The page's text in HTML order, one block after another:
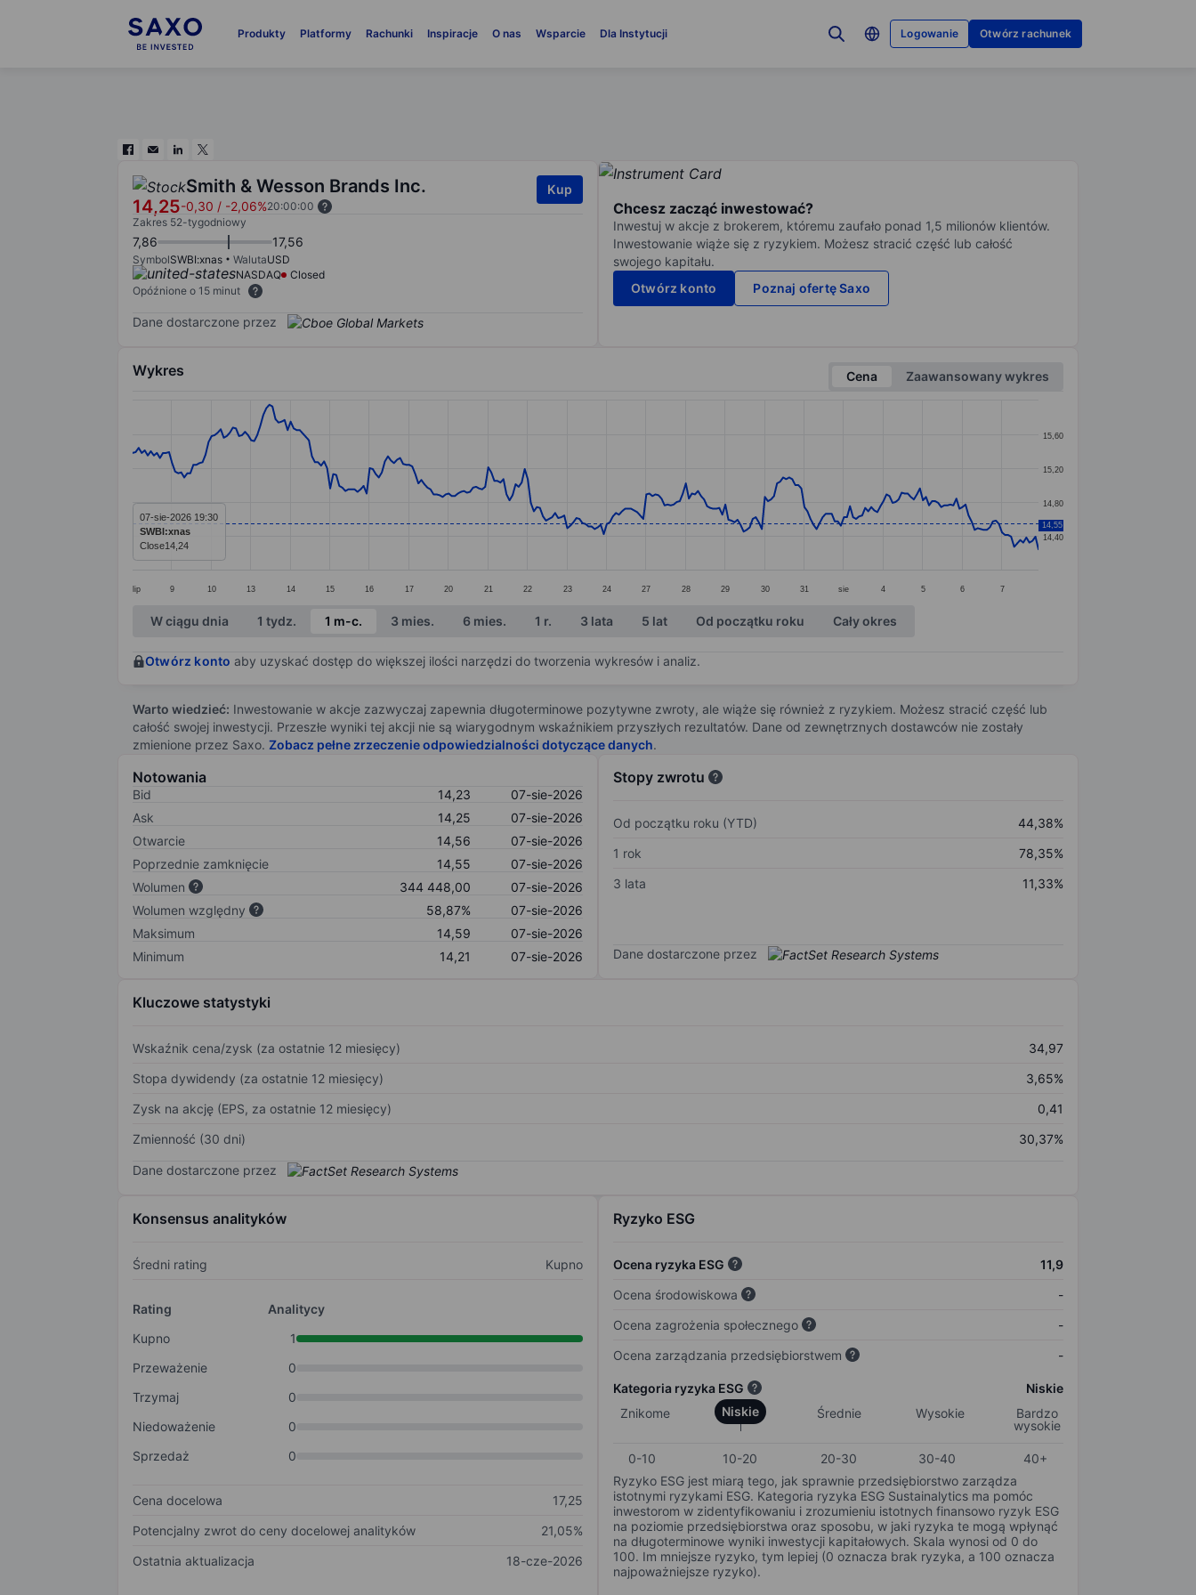
Produkty Platformy Rachunki Inspiracje O nas Wsparcie Dla Instytucji Logowanie Otwórz rachunek
Smith & Wesson Brands Inc.
14,25-0,30 / -2,06%20:00:00
Kup
Zakres 52-tygodniowy
7,86 17,56
SymbolSWBI:xnas WalutaUSD
NASDAQ
Closed
Opóźnione o 15 minut
Dane dostarczone przez
Chcesz zacząć inwestować?
Inwestuj w akcje z brokerem, któremu zaufało ponad 1,5 milionów klientów.
Inwestowanie wiąże się z ryzykiem. Możesz stracić część lub całość
swojego kapitału.
Otwórz konto
Poznaj ofertę Saxo
Wykres Cena
Zaawansowany wykres
Line chart with 299 data points.
The chart has 1 X axis displaying categories.
The chart has 1 Y axis displaying values. Data ranges from 14.24 to 15.95.
lip 9 10 13 14 15 16 17 20 21 22 23 24 27 28 29 30 31 sie 4 5 6 7
14,40
14,80
15,20
15,60
14,55
07-sie-2026 19:30
SWBI:xnas
Close14,24
End of interactive chart.
W ciągu dnia 1 tydz. 1 m-c. 3 mies. 6 mies. 1 r. 3 lata 5 lat Od początku roku Cały okres
Otwórz konto aby uzyskać dostęp do większej ilości narzędzi do tworzenia wykresów i analiz.
Warto wiedzieć: Inwestowanie w akcje zazwyczaj zapewnia długoterminowe pozytywne zwroty, ale wiąże się również z ryzykiem. Możesz stracić część lub
całość swojej inwestycji. Przeszłe wyniki tej akcji nie są wiarygodnym wskaźnikiem przyszłych rezultatów. Dane od zewnętrznych dostawców nie zostały
zmienione przez Saxo. Zobacz pełne zrzeczenie odpowiedzialności dotyczące danych.
Notowania
Bid 14,23
07-sie-2026
Ask
14,25
07-sie-2026
Otwarcie
14,56
07-sie-2026
Poprzednie zamknięcie
14,55
07-sie-2026
Wolumen
344 448,00
07-sie-2026
Wolumen względny
58,87%
07-sie-2026
Maksimum
14,59
07-sie-2026
Minimum
14,21 07-sie-2026
Stopy zwrotu
Od początku roku (YTD)
44,38%
1 rok
78,35%
3 lata
11,33%
Dane dostarczone przez
Kluczowe statystyki
Wskaźnik cena/zysk (za ostatnie 12 miesięcy)
34,97
Stopa dywidendy (za ostatnie 12 miesięcy)
3,65%
Zysk na akcję (EPS, za ostatnie 12 miesięcy)
0,41
Zmienność (30 dni)
30,37%
Dane dostarczone przez
Konsensus analityków
Średni rating Kupno
Rating
Analitycy
Kupno
1
Przeważenie
0
Trzymaj
0
Niedoważenie
0
Sprzedaż
0
Cena docelowa
17,25
Potencjalny zwrot do ceny docelowej analityków
21,05%
Ostatnia aktualizacja
18-cze-2026
Ryzyko ESG
Ocena ryzyka ESG
11,9
Ocena środowiskowa
-
Ocena zagrożenia społecznego
-
Ocena zarządzania przedsiębiorstwem
-
Kategoria ryzyka ESG
Niskie
Znikome
Niskie Średnie Wysokie
Bardzo
wysokie
0-10 10-20 20-30 30-40
40+
Ryzyko ESG jest miarą tego, jak sprawnie przedsiębiorstwo zarządza
istotnymi ryzykami ESG. Kategoria ryzyka ESG Sustainalytics ma pomóc
inwestorom w zidentyfikowaniu i zrozumieniu istotnych finansowo ryzyk ESG
na poziomie przedsiębiorstwa oraz sposobu, w jaki ryzyka te mogą wpłynąć
na długoterminowe wyniki inwestycji kapitałowych. Skala wynosi od 0 do
100. Im mniejsze ryzyko, tym lepiej (0 oznacza brak ryzyka, a 100 oznacza
najpoważniejsze ryzyko).